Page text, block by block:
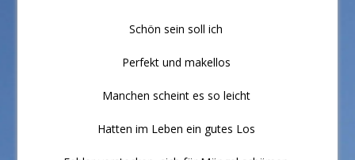
Schön sein soll ich
Perfekt und makellos
Manchen scheint es so leicht
Hatten im Leben ein gutes Los